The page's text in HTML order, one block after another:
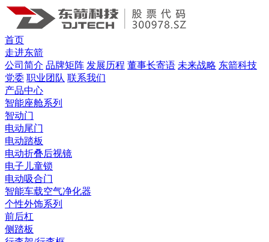
首页
走进东箭
公司简介 品牌矩阵 发展历程 董事长寄语 未来战略 东箭科技
党委 职业团队 联系我们
产品中心
智能座舱系列
智动门
电动尾门
电动踏板
电动折叠后视镜
电子儿童锁
电动吸合门
智能车载空气净化器
个性外饰系列
前后杠
侧踏板